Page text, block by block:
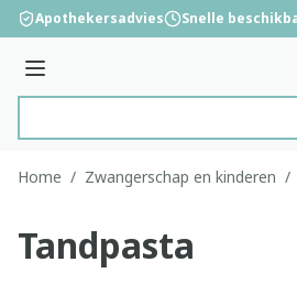
Ga naar de inhoud
Apothekersadvies Snelle
Menu
Home / Zwangerschap en kinderen /
Tandpasta